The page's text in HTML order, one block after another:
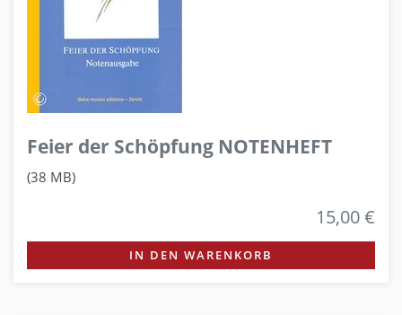
Feier der Schöpfung NOTENHEFT
(38 MB)
15,00 €
IN DEN WARENKORB